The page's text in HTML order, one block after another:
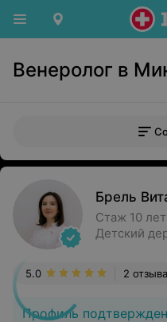
Венеролог в
Брель
Стаж 10
Детский
Профиль подтвержден
2 отзыва
5.0